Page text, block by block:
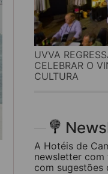
UVVA
CELEBRAR O
CULTURA
A Hotéis de
newsletter
com sugestões